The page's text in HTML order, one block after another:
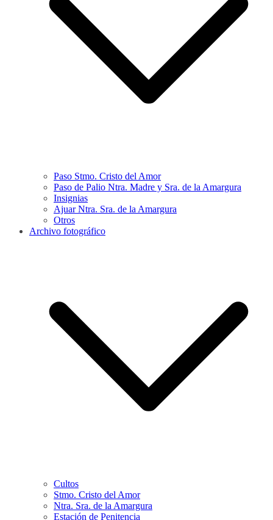
Paso Stmo. Cristo del Amor
Paso de Palio Ntra. Madre y Sra. de la Amargura
Insignias
Ajuar Ntra. Sra. de la Amargura
Otros
Archivo fotográfico
Cultos
Stmo. Cristo del Amor
Ntra. Sra. de la Amargura
Estación de Penitencia